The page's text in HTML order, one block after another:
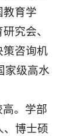
教育学
究会、
策咨询机
家级高水
。学部
、博士硕